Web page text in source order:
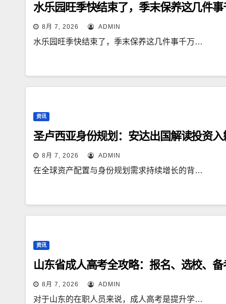
水乐园旺季快结束了，季末保养这几件
8月 7, 2026 ADMIN
水乐园旺季快结束了，季末保养这几件事千万…
资讯
圣卢西亚身份规划：安达出国解读投资
8月 7, 2026 ADMIN
在全球资产配置与身份规划需求持续增长的背…
资讯
山东省成人高考全攻略：报名、选校、
8月 7, 2026 ADMIN
对于山东的在职人员来说，成人高考是提升学…